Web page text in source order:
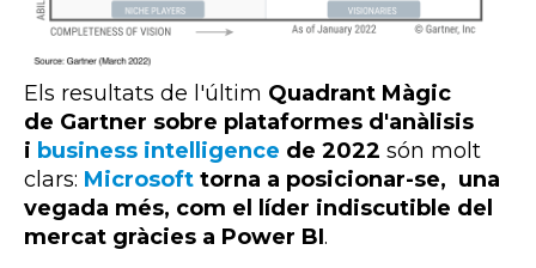
Els resultats de l'últim Quadrant Màgic
de Gartner sobre plataformes d'anàlisis
i business intelligence de 2022 són molt
clars: Microsoft torna a posicionar-se, una
vegada més, com el líder indiscutible del
mercat gràcies a Power BI.